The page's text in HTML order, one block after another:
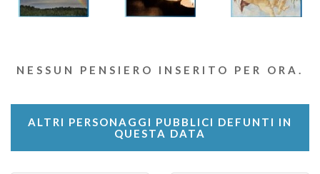
NESSUN PENSIERO INSERITO PER ORA.
ALTRI PERSONAGGI PUBBLICI DEFUNTI IN
QUESTA DATA